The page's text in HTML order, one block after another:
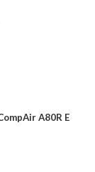
A80R E